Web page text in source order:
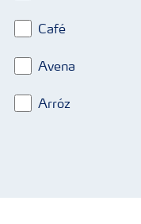
Café
Avena
Arróz